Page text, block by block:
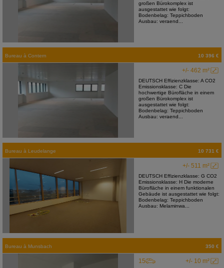
großen Bürokomplex ist
ausgestattet wie folgt:
Bodenbelag: Teppichboden
Ausbau: veraend...
Bureau à Contern 10 396 €
+/- 462 m²
DEUTSCH Effizienzklasse: A CO2
Emissionsklasse: C Die
hochwertige Bürofläche in einem
großen Bürokomplex ist
ausgestattet wie folgt:
Bodenbelag: Teppichboden
Ausbau: veraend...
Bureau à Leudelange 10 731 €
+/- 511 m²
DEUTSCH Effizienzklasse: G CO2
Emissionsklasse: H Die moderne
Bürofläche in einem funktionalen
Gebäude ist ausgestattet wie folgt:
Bodenbelag: Teppichboden
Ausbau: Melaminwa...
Bureau à Munsbach 350 €
+/- 10 m²
15